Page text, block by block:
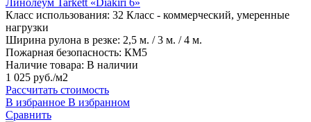
Линолеум Tarkett «Diakiri 6»
Класс использования: 32 Класс - коммерческий, умеренные
нагрузки
Ширина рулона в резке: 2,5 м. / 3 м. / 4 м.
Пожарная безопасность: КМ5
Наличие товара: В наличии
1 025 руб./м2
Рассчитать стоимость
В избранное В избранном
Сравнить